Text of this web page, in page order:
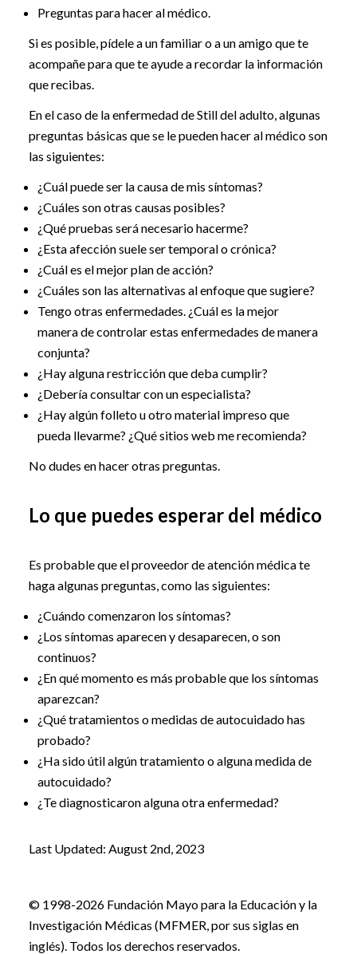
Preguntas para hacer al médico.
Si es posible, pídele a un familiar o a un amigo que te
acompañe para que te ayude a recordar la información
que recibas.
En el caso de la enfermedad de Still del adulto, algunas
preguntas básicas que se le pueden hacer al médico son
las siguientes:
¿Cuál puede ser la causa de mis síntomas?
¿Cuáles son otras causas posibles?
¿Qué pruebas será necesario hacerme?
¿Esta afección suele ser temporal o crónica?
¿Cuál es el mejor plan de acción?
¿Cuáles son las alternativas al enfoque que sugiere?
Tengo otras enfermedades. ¿Cuál es la mejor
manera de controlar estas enfermedades de manera
conjunta?
¿Hay alguna restricción que deba cumplir?
¿Debería consultar con un especialista?
¿Hay algún folleto u otro material impreso que
pueda llevarme? ¿Qué sitios web me recomienda?
No dudes en hacer otras preguntas.
Lo que puedes esperar del médico
Es probable que el proveedor de atención médica te
haga algunas preguntas, como las siguientes:
¿Cuándo comenzaron los síntomas?
¿Los síntomas aparecen y desaparecen, o son
continuos?
¿En qué momento es más probable que los síntomas
aparezcan?
¿Qué tratamientos o medidas de autocuidado has
probado?
¿Ha sido útil algún tratamiento o alguna medida de
autocuidado?
¿Te diagnosticaron alguna otra enfermedad?
Last Updated: August 2nd, 2023
© 1998-2026 Fundación Mayo para la Educación y la
Investigación Médicas (MFMER, por sus siglas en
inglés). Todos los derechos reservados.